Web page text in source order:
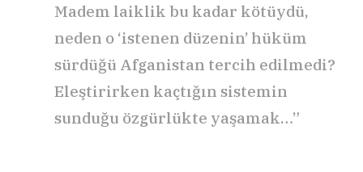
Madem laiklik bu kadar kötüydü,
neden o ‘istenen düzenin’ hüküm
sürdüğü Afganistan tercih edilmedi?
Eleştirirken kaçtığın sistemin
sunduğu özgürlükte yaşamak…”